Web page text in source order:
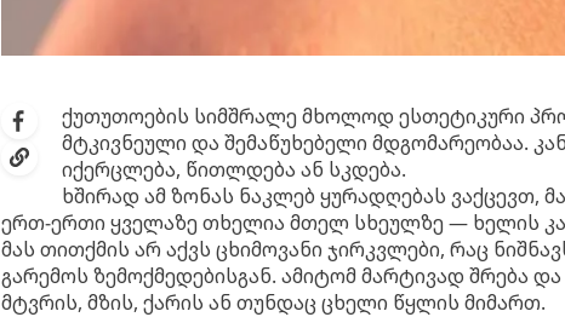
ქუთუთოების სიმშრალე მხოლოდ ესთეტიკური
მტკივნეული და შემაწუხებელი მდგომარეობაა.
იქერცლება, წითლდება ან სკდება.
ხშირად ამ ზონას ნაკლებ ყურადღებას ვაქცევთ,
ერთ-ერთი ყველაზე თხელია მთელ სხეულზე — ხელის
მას თითქმის არ აქვს ცხიმოვანი ჯირკვლები, რაც
გარემოს ზემოქმედებისგან. ამიტომ მარტივად შრება
მტვრის, მზის, ქარის ან თუნდაც ცხელი წყლის მიმართ.